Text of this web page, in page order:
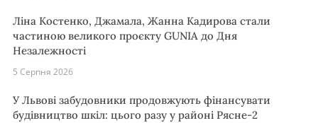
Ліна Костенко, Джамала, Жанна Кадирова стали
частиною великого проєкту GUNIA до Дня
Незалежності
5 Серпня 2026
У Львові забудовники продовжують фінансувати
будівництво шкіл: цього разу у районі Рясне-2